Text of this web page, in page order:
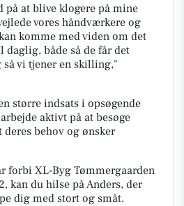
på at blive klogere på mine
vores håndværkere og
komme med viden om det
både så de får det
vi tjener en skilling,"
større indsats i opsøgende
aktivt på at besøge
behov og ønsker
forbi XL-Byg Tømmergaarden
kan du hilse på Anders, der
dig med stort og småt.